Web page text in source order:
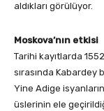
aldıkları görülüyor.
Moskova’nın etkisi
Tarihi kayıtlarda
sırasında Kabardey
Yine Adige
üslerinin ele